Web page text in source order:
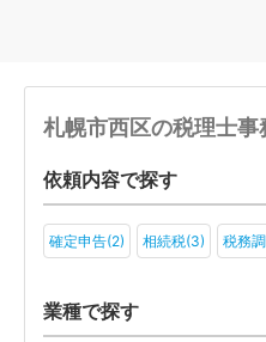
札幌市西区の税理士
依頼内容で探す
確定申告(2) 相続税(3) 税務
業種で探す